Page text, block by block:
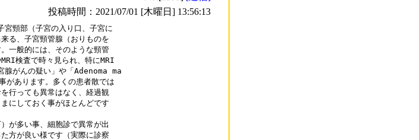
投稿時間：2021/07/01 [木曜日] 13:56:13
宮頸部（子宮の入り口、子宮に
る、子宮頸管腺（おりものを
一般的には、そのような頸管
検査で時々見られ、特にMRI
腺がんの疑い」や「Adenoma ma
があります。多くの患者散では
行っても異常はなく、経過観
にしておく事がほとんどです
が多い事、細胞診で異常が出
方が良い様です（実際に診察